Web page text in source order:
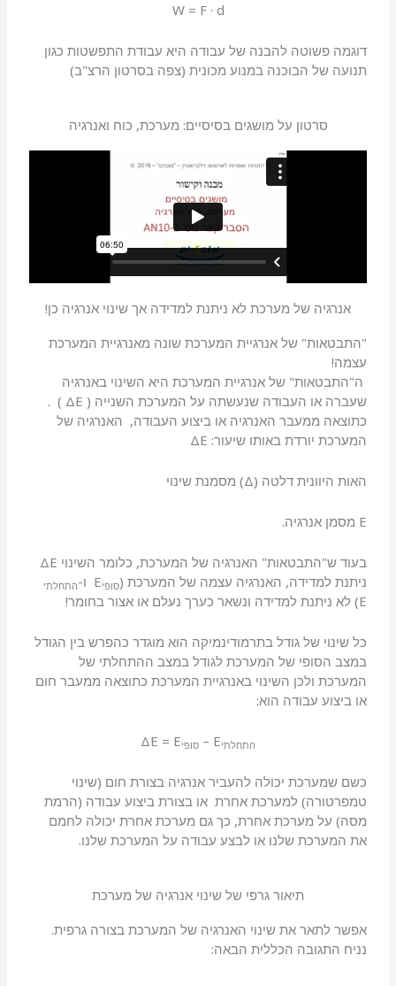
W = F · d
דוגמה פשוטה להבנה של עבודה היא עבודת התפשטות כגון
תנועה של הבוכנה במנוע מכונית (צפה בסרטון הרצ"ב)
סרטון על מושגים בסיסיים: מערכת, כוח ואנרגיה
אנרגיה של מערכת לא ניתנת למדידה אך שינוי אנרגיה כן!
"התבטאות" של אנרגיית המערכת שונה מאנרגיית המערכת
עצמה!
ה"התבטאות" של אנרגיית המערכת היא השינוי באנרגיה
שעברה או העבודה שנעשתה על המערכת השנייה ( ΔE ) .
כתוצאה ממעבר האנרגיה או ביצוע העבודה, האנרגיה של
המערכת יורדת באותו שיעור: ΔE
האות היוונית דלטה (Δ) מסמנת שינוי
E מסמן אנרגיה.
בעוד ש"התבטאות" האנרגיה של המערכת, כלומר השינוי ΔE
ניתנת למדידה, האנרגיה עצמה של המערכת (סופיE ו- התחלתי
E) לא ניתנת למדידה ונשאר כערך נעלם או אצור בחומר!
כל שינוי של גודל בתרמודינמיקה הוא מוגדר כהפרש בין הגודל
במצב הסופי של המערכת לגודל במצב ההתחלתי של
המערכת ולכן השינוי באנרגיית המערכת כתוצאה ממעבר חום
או ביצוע עבודה הוא:
ΔE = Eסופי – Eהתחלתי
כשם שמערכת יכולה להעביר אנרגיה בצורת חום (שינוי
טמפרטורה) למערכת אחרת או בצורת ביצוע עבודה (הרמת
מסה) על מערכת אחרת, כך גם מערכת אחרת יכולה לחמם
את המערכת שלנו או לבצע עבודה על המערכת שלנו.
תיאור גרפי של שינוי אנרגיה של מערכת
אפשר לתאר את שינוי האנרגיה של המערכת בצורה גרפית.
נניח התגובה הכללית הבאה: